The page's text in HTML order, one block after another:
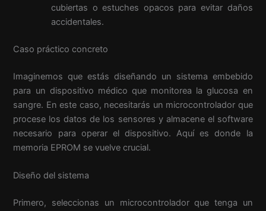
cubiertas o estuches opacos para evitar daños
accidentales.
Caso práctico concreto
Imaginemos que estás diseñando un sistema embebido
para un dispositivo médico que monitorea la glucosa en
sangre. En este caso, necesitarás un microcontrolador que
procese los datos de los sensores y almacene el software
necesario para operar el dispositivo. Aquí es donde la
memoria EPROM se vuelve crucial.
Diseño del sistema
Primero, seleccionas un microcontrolador que tenga un